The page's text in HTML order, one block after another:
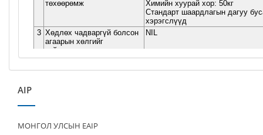
AIP
МОНГОЛ УЛСЫН EAIP